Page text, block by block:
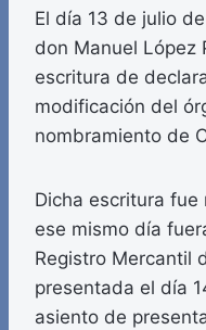
El día 13 de julio
don Manuel López
escritura de
modificación del
nombramiento de
Dicha escritura
ese mismo día
Registro Mercantil
presentada el día
asiento de